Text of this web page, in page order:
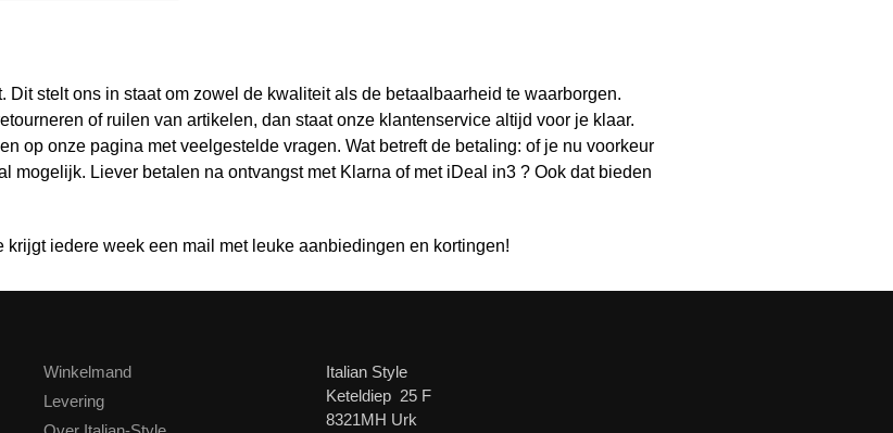
stelt ons in staat om zowel de kwaliteit als de betaalbaarheid te waarborgen.
of ruilen van artikelen, dan staat onze klantenservice altijd voor je klaar.
op onze pagina met veelgestelde vragen. Wat betreft de betaling: of je nu voorkeur
Liever betalen na ontvangst met Klarna of met iDeal in3 ? Ook dat bieden
iedere week een mail met leuke aanbiedingen en kortingen!
Winkelmand
Levering
Italian Style
Keteldiep 25 F
8321MH Urk